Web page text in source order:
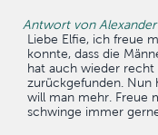
Antwort von
Liebe Elfie, ich freue
konnte, dass die
hat auch wieder
zurückgefunden. Nun
will man mehr. Freue
schwinge immer